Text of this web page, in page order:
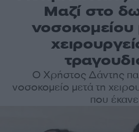
Μαζί στο
νοσοκομείου
Ο Χρήστος Δάντης
νοσοκομείο μετά τη
που έκανε